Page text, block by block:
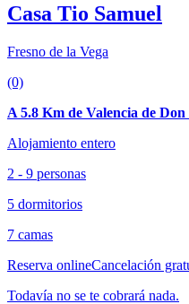
Casa Tio Samuel
Fresno de la Vega
(0)
A 5.8 Km de Valencia de
Alojamiento entero
2 - 9 personas
5 dormitorios
7 camas
Reserva onlineCancelación
Todavía no se te cobrará nada.